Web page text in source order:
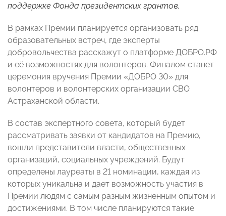
поддержке Фонда президентских грантов.
В рамках Премии планируется организовать ряд
образовательных встреч, где эксперты
добровольчества расскажут о платформе ДОБРО.РФ
и её возможностях для волонтеров. Финалом станет
церемония вручения Премии «ДОБРО 30» для
волонтеров и волонтерских организации СВО
Астраханской области.
В состав экспертного совета, который будет
рассматривать заявки от кандидатов на Премию,
вошли представители власти, общественных
организаций, социальных учреждений. Будут
определены лауреаты в 21 номинации, каждая из
которых уникальна и дает возможность участия в
Премии людям с самым разным жизненным опытом и
достижениями. В том числе планируются такие